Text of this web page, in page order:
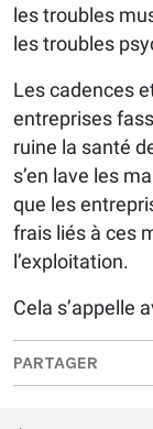
les troubles
les troubles
Les cadences
entreprises
ruine la santé
s’en lave les
que les
frais liés à ces
l’exploitation.
Cela s’appelle
PARTAGER